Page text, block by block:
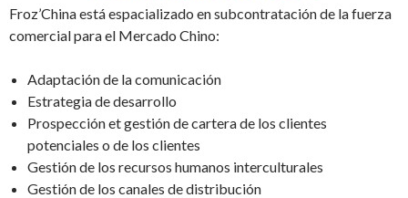
Froz’China estáespacializado en subcontratación de la fuerza
comercial para el Mercado Chino:
Adaptación de la comunicación
Estrategia de desarrollo
Prospección et gestión de cartera de los clientes
potenciales o de los clientes
Gestión de los recursos humanos interculturales
Gestión de los canales de distribución